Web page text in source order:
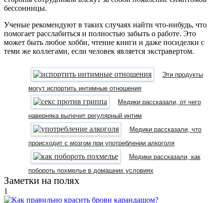
бессонницы.
Ученые рекомендуют в таких случаях найти что-нибудь, что
помогает расслабиться и полностью забыть о работе. Это
может быть любое хобби, чтение книги и даже посиделки с
теми же коллегами, если человек является экстравертом.
Эти продукты
могут испортить интимные отношения
Медики рассказали, от чего
наверняка вылечит регулярный интим
Медики рассказали, что
происходит с мозгом при употреблении алкоголя
Медики рассказали, как
побороть похмелье в домашних условиях
Заметки на полях
1